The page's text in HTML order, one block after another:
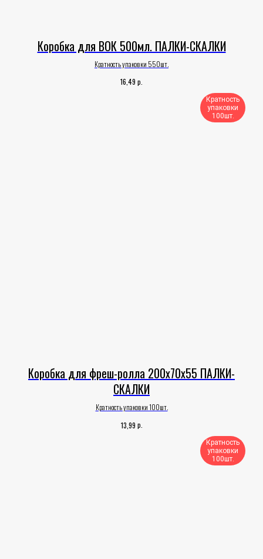
Коробка для ВОК 500мл. ПАЛКИ-СКАЛКИ
Кратность упаковки 550шт.
16,49 р.
Кратность
упаковки
100шт.​
Коробка для фреш-ролла 200х70х55 ПАЛКИ-
СКАЛКИ
Кратность упаковки 100шт.
13,99 р.
Кратность
упаковки
100шт.​